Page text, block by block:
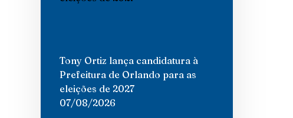
Tony Ortiz lança candidatura à
Prefeitura de Orlando para as
eleições de 2027
07/08/2026